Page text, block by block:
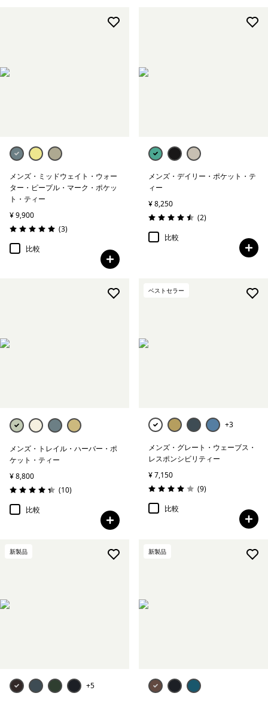
メンズ・ミッドウェイト・ウォー
ター・ピープル・マーク・ポケッ
ト・ティー
¥ 9,900
評価: 5.0 / 5
(3レビュー
)
比較
メンズ・デイリー・ポケット・テ
ィー
¥ 8,250
評価: 4.5 / 5
(2レビュー
)
比較
メンズ・トレイル・ハーバー・ポ
ケット・ティー
¥ 8,800
評価: 4.3 / 5
(10レビュー
)
比較
ベストセラー
+3
メンズ・グレート・ウェーブス・
レスポンシビリティー
¥ 7,150
評価: 4.0 / 5
(9レビュー
)
比較
新製品
+5
新製品